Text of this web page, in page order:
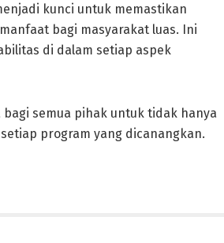
kunci untuk memastikan
bagi masyarakat luas. Ini
di dalam setiap aspek
semua pihak untuk tidak hanya
program yang dicanangkan.